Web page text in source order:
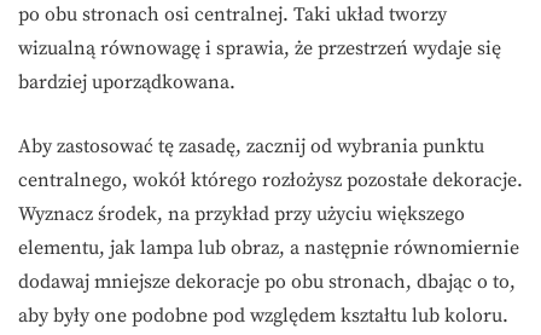
po obu stronach osi centralnej. Taki układ tworzy
wizualną równowagę i sprawia, że przestrzeń wydaje się
bardziej uporządkowana.
Aby zastosować tę zasadę, zacznij od wybrania punktu
centralnego, wokół którego rozłożysz pozostałe dekoracje.
Wyznacz środek, na przykład przy użyciu większego
elementu, jak lampa lub obraz, a następnie równomiernie
dodawaj mniejsze dekoracje po obu stronach, dbając o to,
aby były one podobne pod względem kształtu lub koloru.